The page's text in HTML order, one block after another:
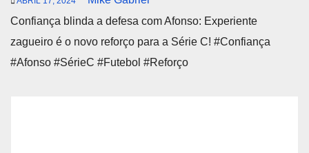
Confiança blinda a defesa com Afonso: Experiente
zagueiro é o novo reforço para a Série C! #Confiança
#Afonso #SérieC #Futebol #Reforço